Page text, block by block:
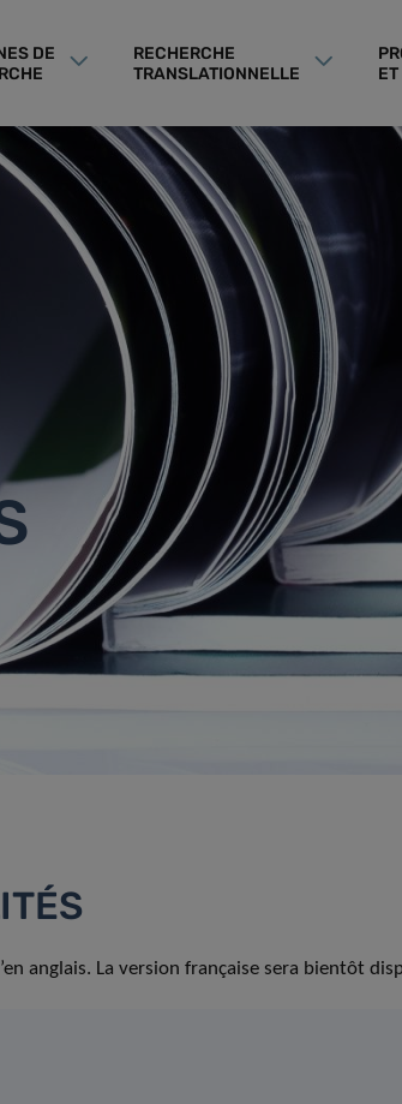
DE
RECHERCHE
TRANSLATIONNELLE
anglais. La version française sera bientôt